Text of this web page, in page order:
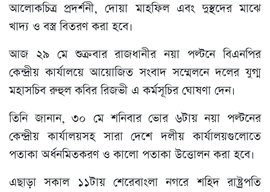
আলোকচিত্র প্রদর্শনী, দোয়া মাহফিল এবং দুস্থদের মাঝে
খাদ্য ও বস্ত্র বিতরণ করা হবে।
আজ ২৯ মে শুক্রবার রাজধানীর নয়া পল্টনে বিএনপির
কেন্দ্রীয় কার্যালয়ে আয়োজিত সংবাদ সম্মেলনে দলের যুগ্ম
মহাসচিব রুহুল কবির রিজভী এ কর্মসূচির ঘোষণা দেন।
তিনি জানান, ৩০ মে শনিবার ভোর ৬টায় নয়া পল্টনের
কেন্দ্রীয় কার্যালয়সহ সারা দেশে দলীয় কার্যালয়গুলোতে
পতাকা অর্ধনমিতকরণ ও কালো পতাকা উত্তোলন করা হবে।
এছাড়া সকাল ১১টায় শেরেবাংলা নগরে শহিদ রাষ্ট্রপতি